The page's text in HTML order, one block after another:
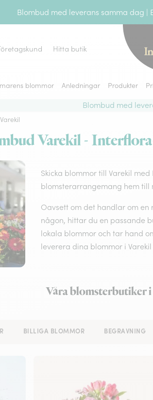
Blombud med leverans samma dag |
Hitta butik
blommor Anledningar Produkter
Blombud med
Varekil
Varekil -
Skicka blommor till Varekil
blomsterarrangemang hem till
Oavsett om det handlar om
någon, hittar du en passande
lokala blommor och tar hand
leverera dina blommor i
Våra blomsterbutiker
BILLIGA BLOMMOR BEGRAVNING